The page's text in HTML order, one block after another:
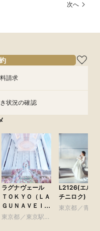
次へ
請求
状況の確認
ラグナヴェール
ＴＯＫＹＯ（ＬＡ
ＧＵＮＡＶＥＩＬ
ＴＯＫＹＯ）
東京都／東京駅・
L2126(エルニ
チニロク)
東京都／青山